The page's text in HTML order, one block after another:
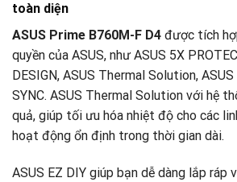
toàn diện
ASUS Prime B760M-F D4 được tích
quyền của ASUS, như ASUS 5X
DESIGN, ASUS Thermal Solution,
SYNC. ASUS Thermal Solution với hệ
quả, giúp tối ưu hóa nhiệt độ cho các
hoạt động ổn định trong thời gian dài.
ASUS EZ DIY giúp bạn dễ dàng lắp ráp